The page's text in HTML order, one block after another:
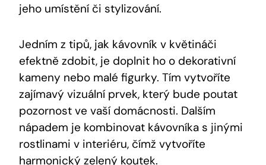
jeho umístění či stylizování.
Jedním z tipů, jak kávovník v květináči
efektně zdobit, je doplnit ho o dekorativní
kameny nebo malé figurky. Tím vytvoříte
zajímavý vizuální prvek, který bude poutat
pozornost ve vaší domácnosti. Dalším
nápadem je kombinovat kávovníka s jinými
rostlinami v interiéru, čímž vytvoříte
harmonický zelený koutek.